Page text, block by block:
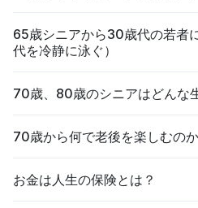
65歳シニアから30歳代の若者
代を冷静に泳ぐ）
70歳、80歳のシニアはどんな
70歳から何で老後を楽しむの
お金は人生の保険とは？